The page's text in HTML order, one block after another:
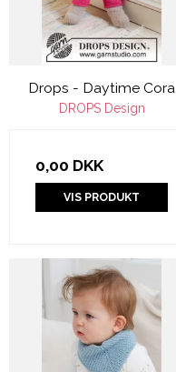
Drops - Daytime Cora
DROPS Design
0,00 DKK
VIS PRODUKT